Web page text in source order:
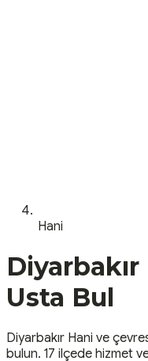
Hani
Diyarbakır
Usta Bul
Diyarbakır Hani ve
bulun. 17 ilçede hizmet